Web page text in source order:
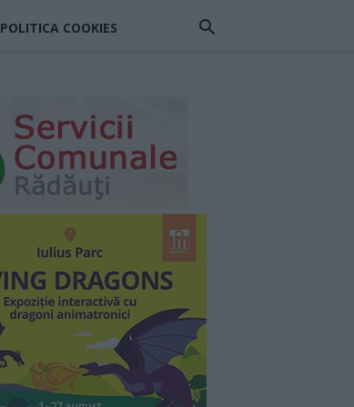
POLITICA COOKIES